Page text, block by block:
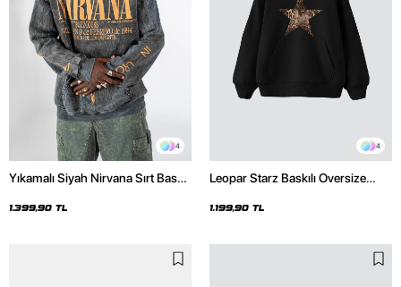
4
Yıkamalı Siyah Nirvana Sırt Baskılı
1.399,90 TL
4
Leopar Starz Baskılı Oversize
1.199,90 TL